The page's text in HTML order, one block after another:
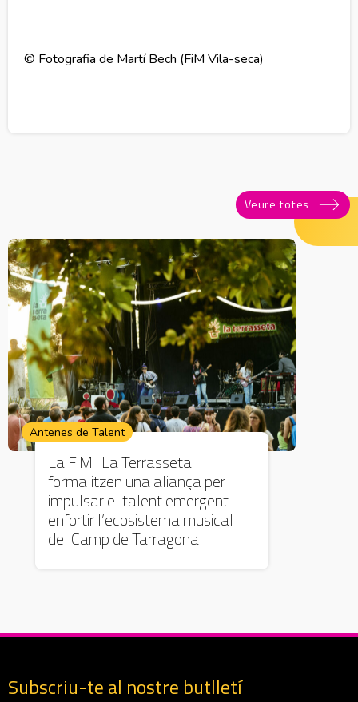
© Fotografia de Martí Bech (FiM Vila-seca)
Veure totes
Antenes de Talent
La FiM i La Terrasseta
formalitzen una aliança per
impulsar el talent emergent i
enfortir l’ecosistema musical
del Camp de Tarragona
Subscriu-te al nostre butlletí